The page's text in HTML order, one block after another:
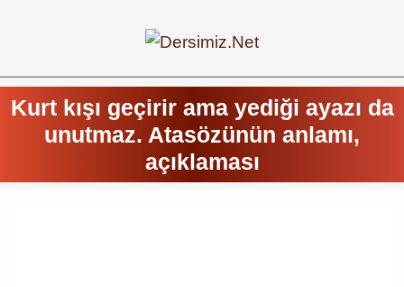
Kurt kışı geçirir ama yediği ayazı da
unutmaz. Atasözünün anlamı,
açıklaması